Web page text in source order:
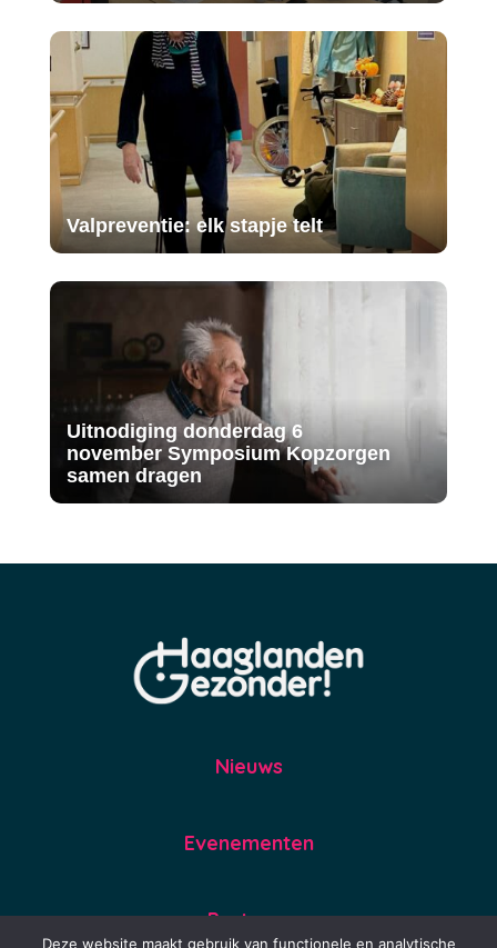
Valpreventie: elk stapje telt
Uitnodiging donderdag 6
november Symposium Kopzorgen
samen dragen
Nieuws
Evenementen
Partners
Deze website maakt gebruik van functionele en analytische